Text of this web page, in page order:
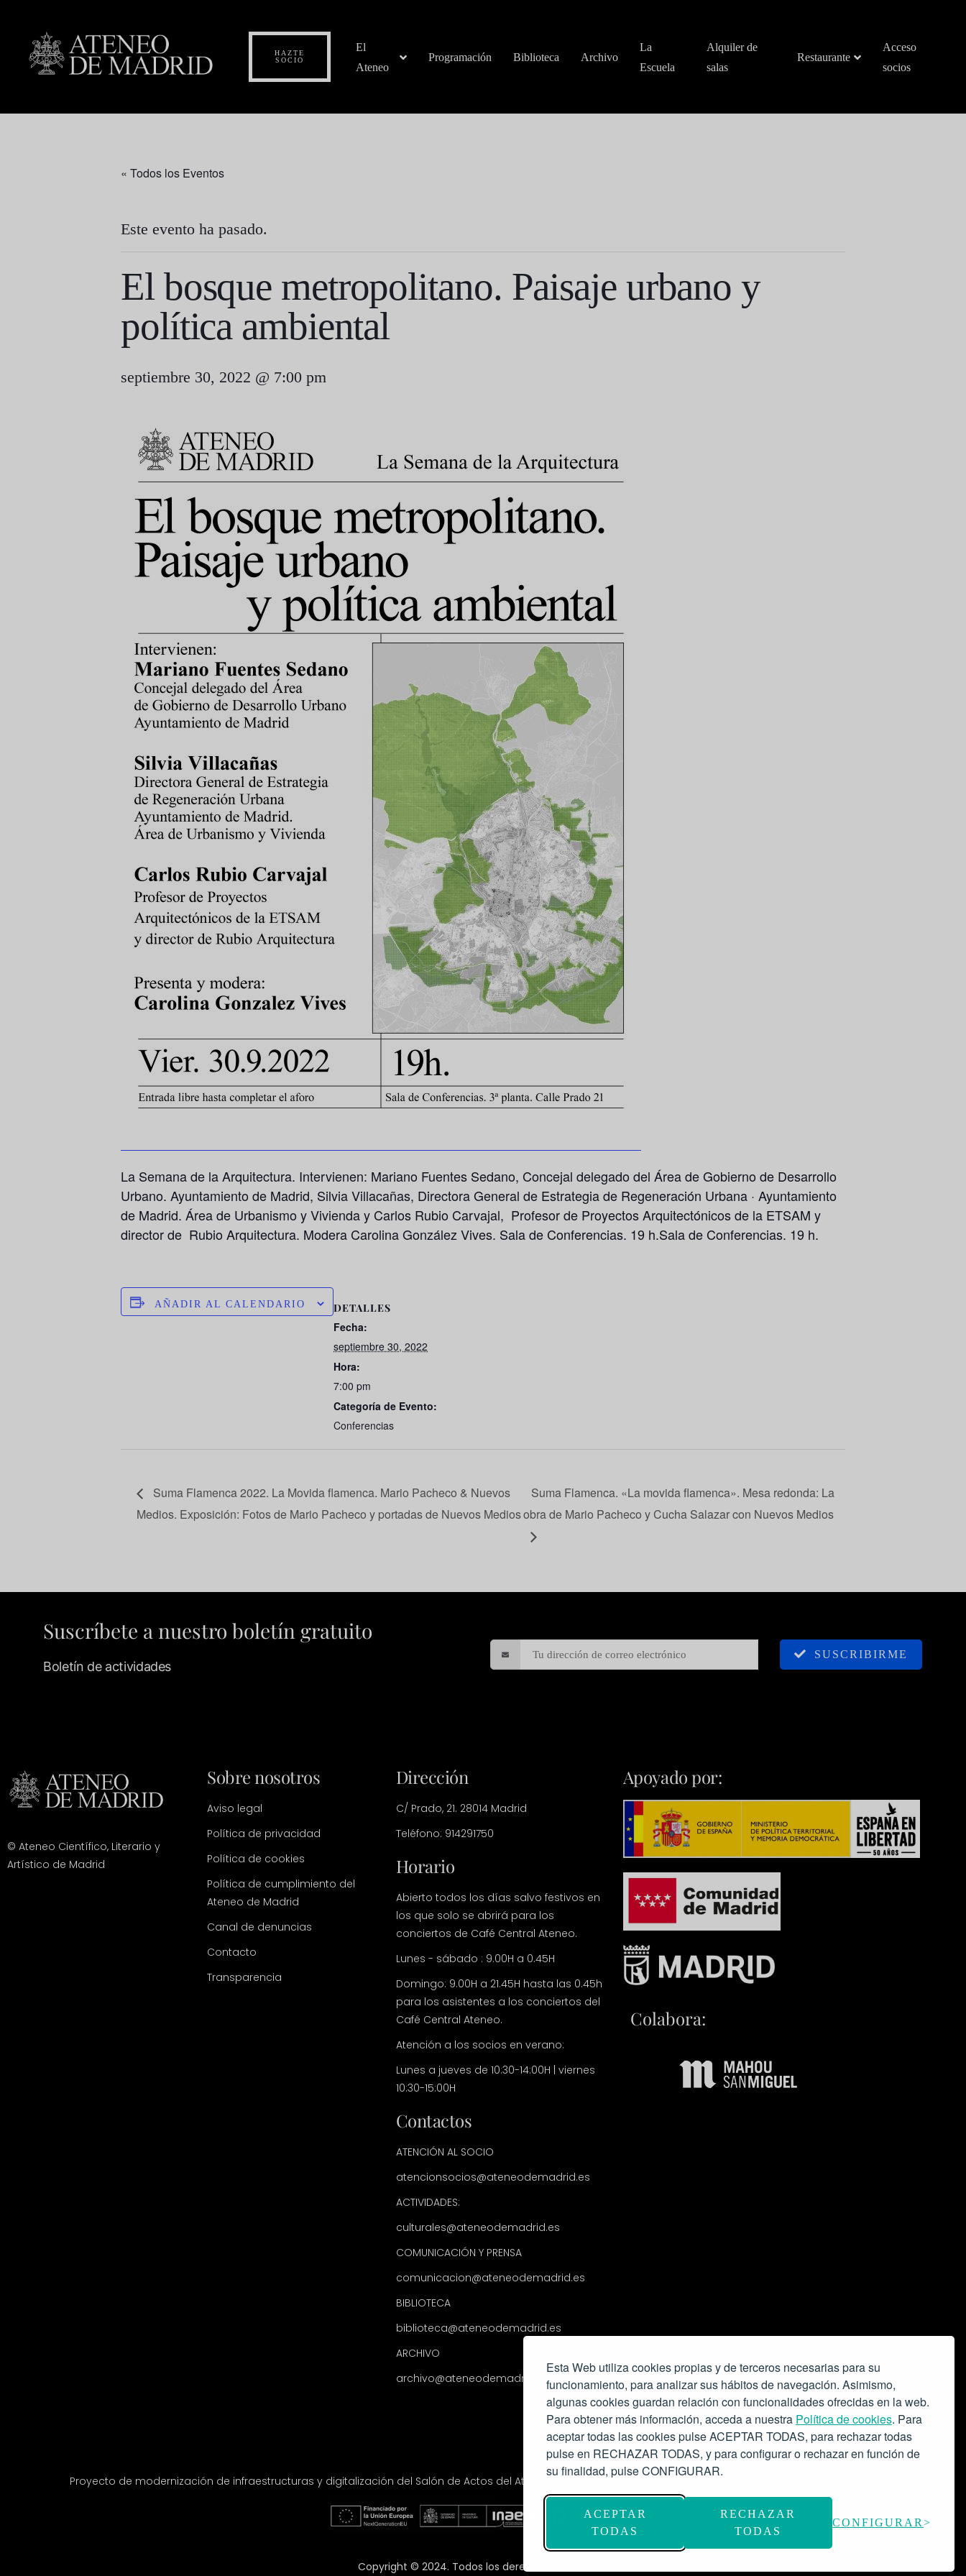
Esta Web utiliza cookies propias y de terceros necesarias para su
funcionamiento, para analizar sus hábitos de navegación. Asimismo,
algunas cookies guardan relación con funcionalidades ofrecidas en la web.
Para obtener más información, acceda a nuestra Política de cookies. Para
aceptar todas las cookies pulse ACEPTAR TODAS, para rechazar todas
pulse en RECHAZAR TODAS, y para configurar o rechazar en función de
su finalidad, pulse CONFIGURAR.
ACEPTAR
TODAS
RECHAZAR
TODAS
CONFIGURAR
HAZTE
SOCIO
El
Ateneo
Programación Biblioteca Archivo
La
Escuela
Alquiler de
salas
Restaurante
Acceso
socios
« Todos los Eventos
Este evento ha pasado.
El bosque metropolitano. Paisaje urbano y
política ambiental
septiembre 30, 2022 @ 7:00 pm
La Semana de la Arquitectura. Intervienen: Mariano Fuentes Sedano, Concejal delegado del Área de Gobierno de Desarrollo
Urbano. Ayuntamiento de Madrid, Silvia Villacañas, Directora General de Estrategia de Regeneración Urbana · Ayuntamiento
de Madrid. Área de Urbanismo y Vivienda y Carlos Rubio Carvajal, Profesor de Proyectos Arquitectónicos de la ETSAM y
director de Rubio Arquitectura. Modera Carolina González Vives. Sala de Conferencias. 19 h.Sala de Conferencias. 19 h.
AÑADIR AL CALENDARIO DETALLES
Fecha:
septiembre 30, 2022
Hora:
7:00 pm
Categoría de Evento:
Conferencias
Suma Flamenca 2022. La Movida flamenca. Mario Pacheco & Nuevos
Medios. Exposición: Fotos de Mario Pacheco y portadas de Nuevos Medios
Suma Flamenca. «La movida flamenca». Mesa redonda: La
obra de Mario Pacheco y Cucha Salazar con Nuevos Medios
Suscríbete a nuestro boletín gratuito
Boletín de actividades
SUSCRIBIRME
© Ateneo Científico, Literario y
Artístico de Madrid
Sobre nosotros
Aviso legal
Política de privacidad
Política de cookies
Política de cumplimiento del
Ateneo de Madrid
Canal de denuncias
Contacto
Transparencia
Dirección
C/ Prado, 21. 28014 Madrid
Teléfono: 914291750
Horario
Abierto todos los días salvo festivos en
los que solo se abrirá para los
conciertos de Café Central Ateneo.
Lunes - sábado : 9.00H a 0.45H
Domingo: 9.00H a 21.45H hasta las 0.45h
para los asistentes a los conciertos del
Café Central Ateneo.
Atención a los socios en verano:
Lunes a jueves de 10:30-14:00H | viernes
10:30-15:00H
Contactos
ATENCIÓN AL SOCIO
atencionsocios@ateneodemadrid.es
ACTIVIDADES:
culturales@ateneodemadrid.es
COMUNICACIÓN Y PRENSA
comunicacion@ateneodemadrid.es
BIBLIOTECA
biblioteca@ateneodemadrid.es
ARCHIVO
archivo@ateneodemadrid.es
Apoyado por:
Colabora:
Proyecto de modernización de infraestructuras y digitalización del Salón de Actos del Ateneo de Madrid como espacio escénico-musical.
Copyright © 2024. Todos los derechos reservados